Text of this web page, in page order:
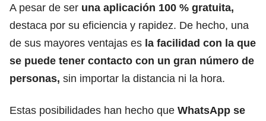
A pesar de ser una aplicación 100 % gratuita,
destaca por su eficiencia y rapidez. De hecho, una
de sus mayores ventajas es la facilidad con la que
se puede tener contacto con un gran número de
personas, sin importar la distancia ni la hora.
Estas posibilidades han hecho que WhatsApp se